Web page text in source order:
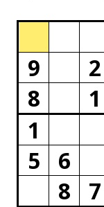
9
2
8
1
1
5
6
8
7